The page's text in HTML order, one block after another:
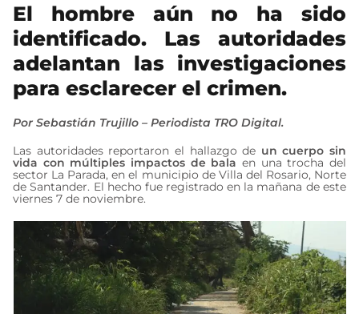
El hombre aún no ha sido
identificado. Las autoridades
adelantan las investigaciones
para esclarecer el crimen.
Por Sebastián Trujillo – Periodista TRO Digital.
Las autoridades reportaron el hallazgo de un cuerpo sin
vida con múltiples impactos de bala en una trocha del
sector La Parada, en el municipio de Villa del Rosario, Norte
de Santander. El hecho fue registrado en la mañana de este
viernes 7 de noviembre.